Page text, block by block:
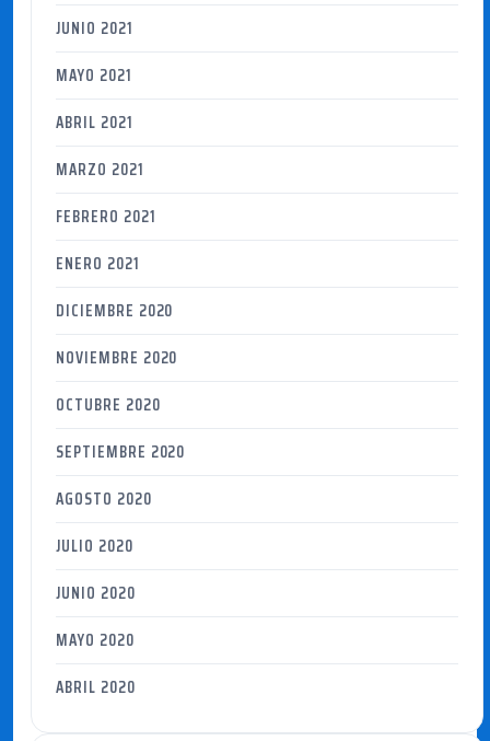
JUNIO 2021
MAYO 2021
ABRIL 2021
MARZO 2021
FEBRERO 2021
ENERO 2021
DICIEMBRE 2020
NOVIEMBRE 2020
OCTUBRE 2020
SEPTIEMBRE 2020
AGOSTO 2020
JULIO 2020
JUNIO 2020
MAYO 2020
ABRIL 2020